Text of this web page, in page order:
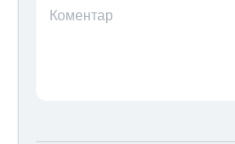
Коментар